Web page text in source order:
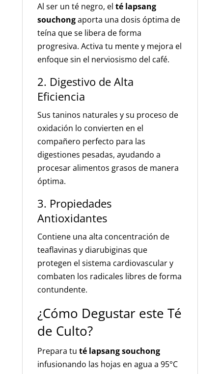
Al ser un té negro, el té lapsang
souchongaporta una dosis óptima de
teína que se libera de forma
progresiva. Activa tu mente y mejora el
enfoque sin el nerviosismo del café.
2. Digestivo de Alta
Eficiencia
Sus taninos naturales y su proceso de
oxidación lo convierten en el
compañero perfecto para las
digestiones pesadas, ayudando a
procesar alimentos grasos de manera
óptima.
3. Propiedades
Antioxidantes
Contiene una alta concentración de
teaflavinas y diarubiginas que
protegen el sistema cardiovascular y
combaten los radicales libres de forma
contundente.
¿Cómo Degustar este Té
de Culto?
Prepara tu té lapsang souchong
infusionando las hojas en agua a 95°C